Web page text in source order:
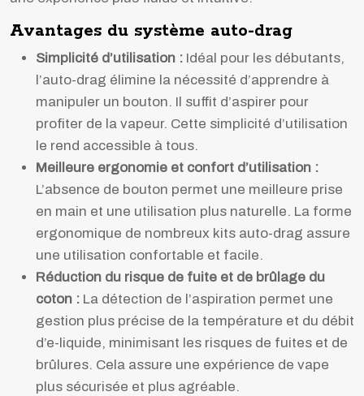
Avantages du système auto-drag
Simplicité d’utilisation : Idéal pour les débutants,
l’auto-drag élimine la nécessité d’apprendre à
manipuler un bouton. Il suffit d’aspirer pour
profiter de la vapeur. Cette simplicité d’utilisation
le rend accessible à tous.
Meilleure ergonomie et confort d’utilisation :
L’absence de bouton permet une meilleure prise
en main et une utilisation plus naturelle. La forme
ergonomique de nombreux kits auto-drag assure
une utilisation confortable et facile.
Réduction du risque de fuite et de brûlage du
coton : La détection de l’aspiration permet une
gestion plus précise de la température et du débit
d’e-liquide, minimisant les risques de fuites et de
brûlures. Cela assure une expérience de vape
plus sécurisée et plus agréable.